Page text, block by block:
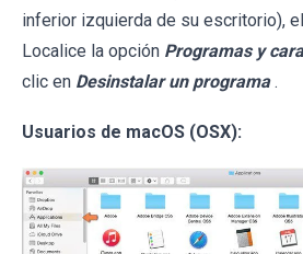
inferior izquierda de su escritorio),
Localice la opción Programas y
clic en Desinstalar un programa .
Usuarios de macOS (OSX):